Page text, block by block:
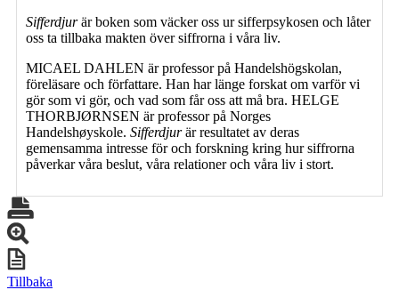
Sifferdjurär boken som väcker oss ur sifferpsykosen och låter
oss ta tillbaka makten över siffrorna i våra liv.
MICAEL DAHLEN är professor på Handelshögskolan,
föreläsare och författare. Han har länge forskat om varför vi
gör som vi gör, och vad som får oss att må bra. HELGE
THORBJØRNSEN är professor på Norges
Handelshøyskole. Sifferdjurär resultatet av deras
gemensamma intresse för och forskning kring hur siffrorna
påverkar våra beslut, våra relationer och våra liv i stort.
Tillbaka